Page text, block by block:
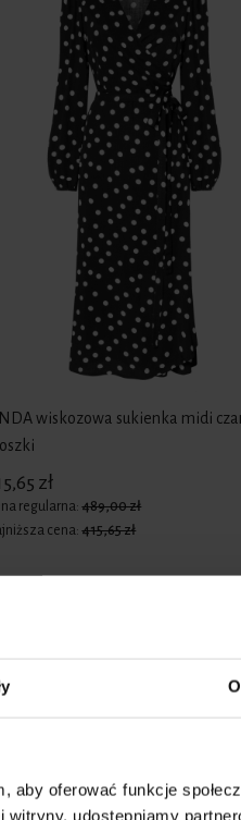
oferować funkcje
udostępniamy
wiskozowa sukienka midi
zł
regularna:489,00 zł
cena:415,65 zł